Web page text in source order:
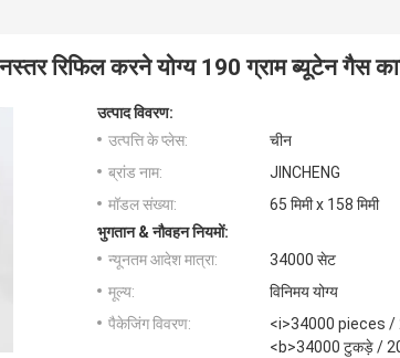
रिफिल करने योग्य 190 ग्राम ब्यूटेन गैस
उत्पाद विवरण:
उत्पत्ति के प्लेस:
चीन
ब्रांड नाम:
JINCHENG
मॉडल संख्या:
65 मिमी x 158 मिमी
भुगतान & नौवहन नियमों:
न्यूनतम आदेश मात्रा:
34000 सेट
मूल्य:
विनिमय योग्य
पैकेजिंग विवरण:
<i>34000 pieces
<b>34000 टुकड़े /